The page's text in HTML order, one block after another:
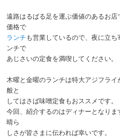
遠路はるばる足を運ぶ価値のあるお店
価格で
ランチも営業しているので、夜に立
ンチで
あじさいの定食を満喫してください。
木曜と金曜のランチは特大アジフラ
般と
してはさば味噌定食もおススメです。
今回、紹介するのはディナーとなり
晴ら
しさが皆さまに伝われば幸いです。